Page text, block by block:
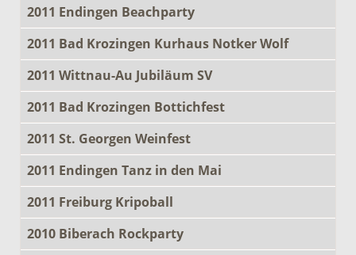
2011 Endingen Beachparty
2011 Bad Krozingen Kurhaus Notker Wolf
2011 Wittnau-Au Jubiläum SV
2011 Bad Krozingen Bottichfest
2011 St. Georgen Weinfest
2011 Endingen Tanz in den Mai
2011 Freiburg Kripoball
2010 Biberach Rockparty